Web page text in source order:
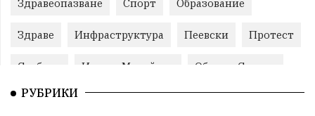
Здравеопазване Спорт Образование
Здраве Инфраструктура Пеевски Протест
Свобода ИвелинМихайлов ОбщинаСливен
Карандила
РУБРИКИ